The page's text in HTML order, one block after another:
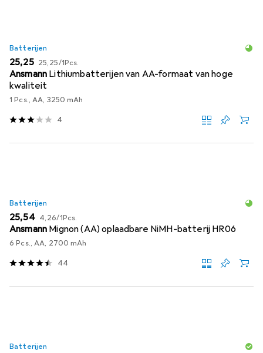
Batterijen
EUR
25,25 EUR
25,25/1Pcs.
Ansmann Lithiumbatterijen van AA-formaat van hoge
kwaliteit
1 Pcs., AA, 3250 mAh
4
Batterijen
EUR
25,54 EUR
4,26/1Pcs.
Ansmann Mignon (AA) oplaadbare NiMH-batterij HR06
6 Pcs., AA, 2700 mAh
44
Batterijen